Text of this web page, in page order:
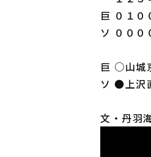
巨 ０１０
ソ ０００
巨 ○山城
ソ ●上沢
文・丹羽